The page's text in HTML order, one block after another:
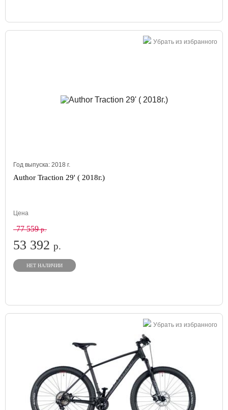
Убрать из избранного
Год выпуска: 2018 г.
Author Traction 29' ( 2018г.)
Цена
77 559р.
53 392 р.
НЕТ НАЛИЧИИ
Убрать из избранного